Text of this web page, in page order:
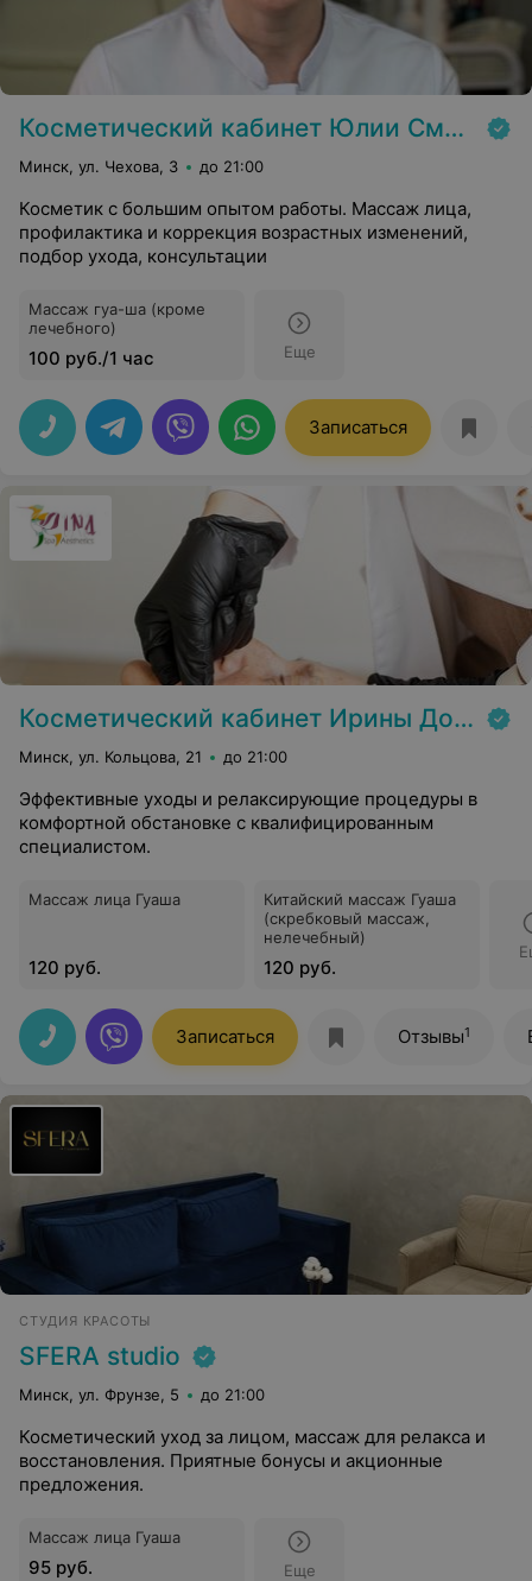
Косметический кабинет Юлии Смирновой
Минск, ул. Чехова, 3 до 21:00
Косметик с большим опытом работы. Массаж лица,
профилактика и коррекция возрастных изменений,
подбор ухода, консультации
Массаж гуа-ша (кроме
лечебного)
100 руб./1 час Еще
Записаться
Косметический кабинет Ирины Дорошенко
Минск, ул. Кольцова, 21 до 21:00
Эффективные уходы и релаксирующие процедуры в
комфортной обстановке с квалифицированным
специалистом.
Массаж лица Гуаша
120 руб.
Китайский массаж Гуаша
(скребковый массаж,
нелечебный)
120 руб.
Записаться Отзывы1
СТУДИЯ КРАСОТЫ
SFERA studio
Минск, ул. Фрунзе, 5 до 21:00
Косметический уход за лицом, массаж для релакса и
восстановления. Приятные бонусы и акционные
предложения.
Массаж лица Гуаша
95 руб. Еще